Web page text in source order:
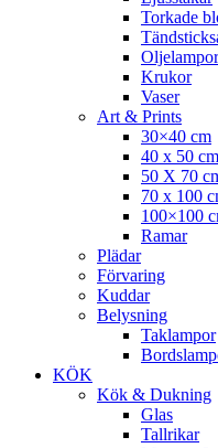
Torkade
Oljelampor
Krukor
Vaser
Art & Prints
30×40 cm
40 x 50 cm
50 X 70
70 x 100
100×100
Ramar
Plädar
Förvaring
Kuddar
Belysning
Taklampor
KÖK
Kök & Dukning
Glas
Tallrikar